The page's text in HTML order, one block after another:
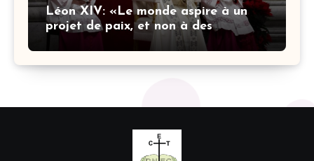
Léon XIV: «Le monde aspire à un
projet de paix, et non à des
stratégies armées»